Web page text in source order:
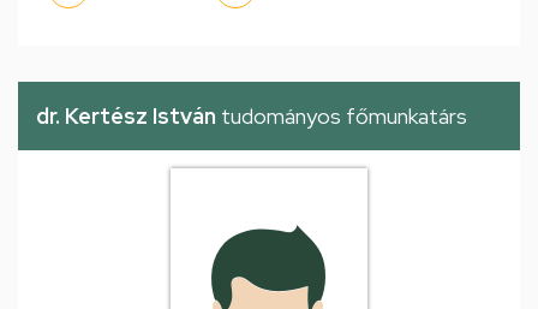
dr. Kertész István tudományos főmunkatárs